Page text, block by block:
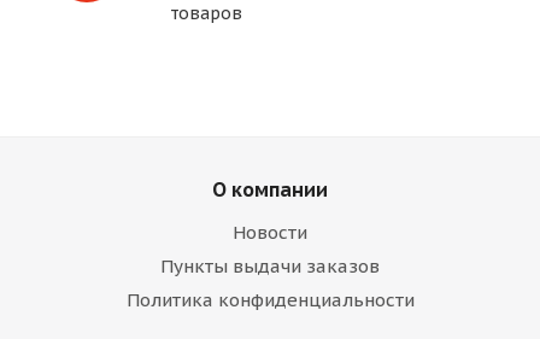
товаров
О компании
Новости
Пункты выдачи заказов
Политика конфиденциальности